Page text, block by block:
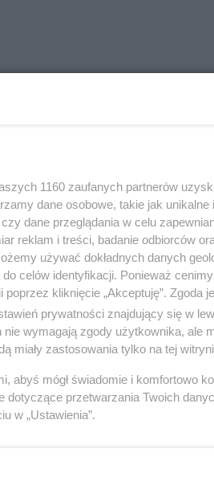
1160 zaufanych partnerów
dane osobowe, takie jak
dane przeglądania w celu
reklam i treści, badanie odbiorców
używać dokładnych danych
celów identyfikacji. Ponieważ
kliknięcie „Akceptuję”. Zgoda
prywatności znajdujący się w
wymagają zgody użytkownika, ale
miały zastosowania tylko na tej
abyś mógł świadomie i komfortowo
dotyczące przetwarzania Twoich
w „Ustawienia”.